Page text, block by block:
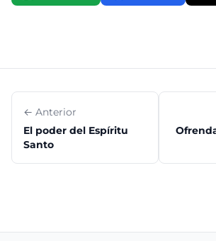
← Anterior
El poder del Espíritu
Santo